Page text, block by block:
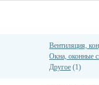
Вентиляция,
Окна, оконные
Другое (1)